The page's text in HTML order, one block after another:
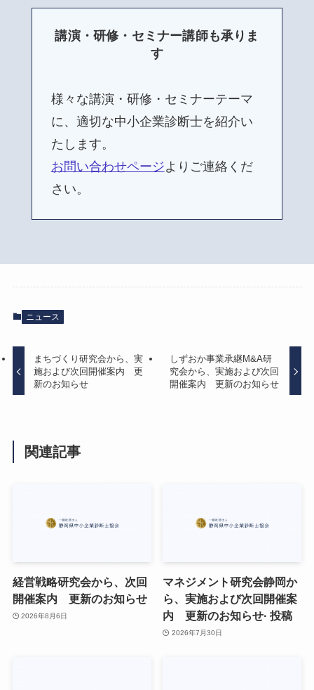
講演・研修・セミナー講師も承りま
す
様々な講演・研修・セミナーテーマ
に、適切な中小企業診断士を紹介い
たします。
お問い合わせページよりご連絡くだ
さい。
ニュース
まちづくり研究会から、実
施および次回開催案内 更
新のお知らせ
しずおか事業承継M&A研
究会から、実施および次回
開催案内 更新のお知らせ
関連記事
経営戦略研究会から、次回
開催案内 更新のお知らせ
2026年8月6日
マネジメント研究会静岡か
ら、実施および次回開催案
内 更新のお知らせ· 投稿
2026年7月30日